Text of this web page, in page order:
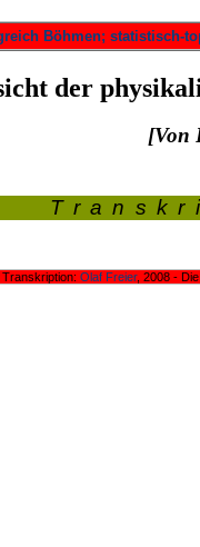
Böhmen; statistisch-
der
[Von
Olaf Freier, 2008 -